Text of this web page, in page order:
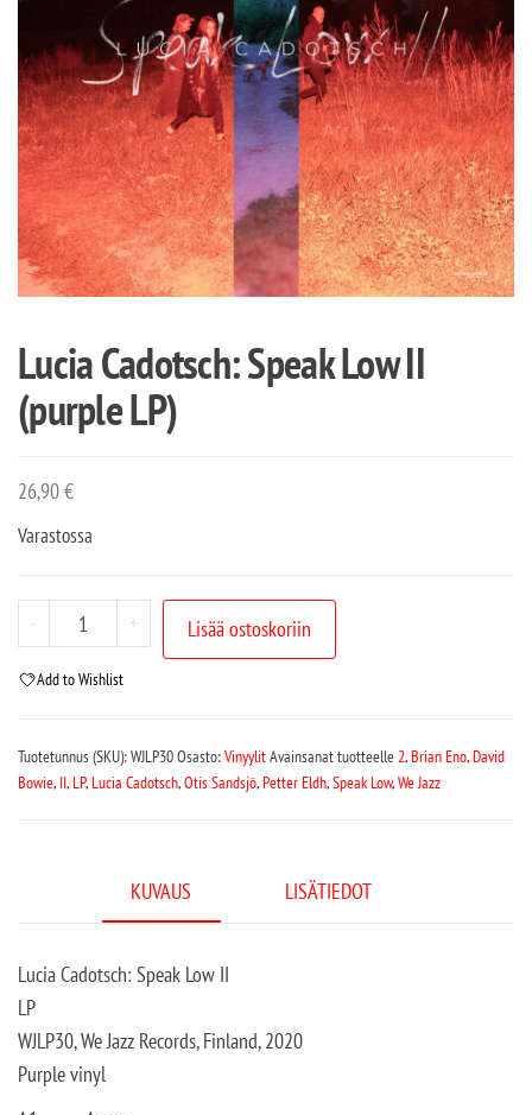
Lucia Cadotsch: Speak Low II
(purple LP)
26,90€
Varastossa
- + Lisää ostoskoriin
Add to Wishlist
Tuotetunnus (SKU):WJLP30Osasto:VinyylitAvainsanat tuotteelle2,Brian Eno,David
Bowie, II,LP,Lucia Cadotsch,Otis Sandsjö,Petter Eldh,Speak Low,We Jazz
KUVAUS LISÄTIEDOT
Lucia Cadotsch: Speak Low II
LP
WJLP30, We Jazz Records, Finland, 2020
Purple vinyl